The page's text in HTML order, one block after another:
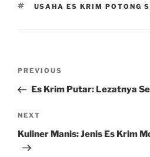
TAGS
USAHA ES KRIM POTONG
Previous
Post
PREVIOUS
Es Krim Putar: Lezatnya
Next
Post
NEXT
Kuliner Manis: Jenis Es Krim